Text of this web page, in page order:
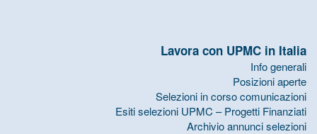
Lavora con UPMC in Italia
Info generali
Posizioni aperte
Selezioni in corso comunicazioni
Esiti selezioni UPMC – Progetti Finanziati
Archivio annunci selezioni